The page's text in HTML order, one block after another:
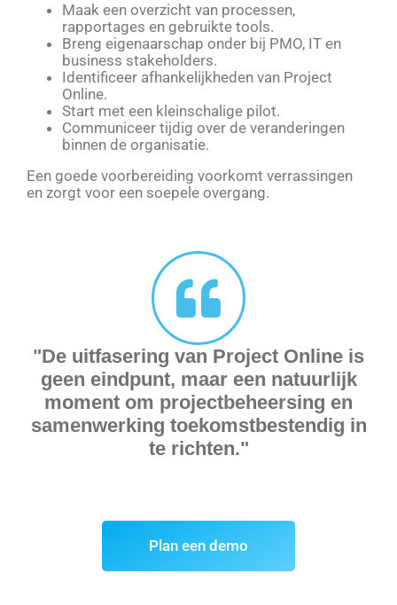
Maak een overzicht van processen,
rapportages en gebruikte tools.
Breng eigenaarschap onder bij PMO, IT en
business stakeholders.
Identificeer afhankelijkheden van Project
Online.
Start met een kleinschalige pilot.
Communiceer tijdig over de veranderingen
binnen de organisatie.
Een goede voorbereiding voorkomt verrassingen
en zorgt voor een soepele overgang.
"De uitfasering van Project Online is
geen eindpunt, maar een natuurlijk
moment om projectbeheersing en
samenwerking toekomstbestendig in
te richten."
Plan een demo